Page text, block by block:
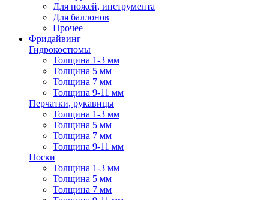
Для ножей, инструмента
Для баллонов
Прочее
Фридайвинг
Гидрокостюмы
Толщина 1-3 мм
Толщина 5 мм
Толщина 7 мм
Толщина 9-11 мм
Перчатки, рукавицы
Толщина 1-3 мм
Толщина 5 мм
Толщина 7 мм
Толщина 9-11 мм
Носки
Толщина 1-3 мм
Толщина 5 мм
Толщина 7 мм